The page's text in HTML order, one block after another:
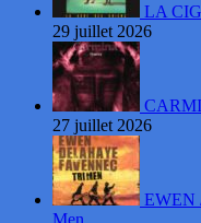
LA
29 juillet 2026
27 juillet 2026
EWEN